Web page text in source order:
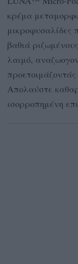
κρέμα
βαθιά
λαιμό,
Απολαύστε
ισορροπημένη